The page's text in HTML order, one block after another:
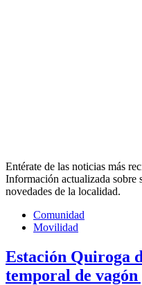
Entérate de las noticias más
Información actualizada sobre
novedades de la localidad.
Comunidad
Movilidad
Estación Quiroga
temporal de